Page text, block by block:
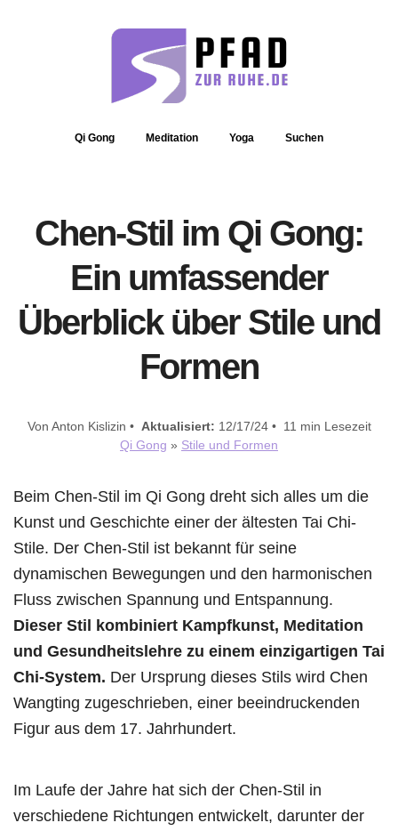
Qi Gong Meditation Yoga Suchen
Chen-Stil im Qi Gong:
Ein umfassender
Überblick über Stile und
Formen
Von Anton Kislizin • Aktualisiert: 12/17/24 • 11 min Lesezeit
Qi Gong » Stile und Formen
Beim Chen-Stil im Qi Gong dreht sich alles um die
Kunst und Geschichte einer der ältesten Tai Chi-
Stile. Der Chen-Stil ist bekannt für seine
dynamischen Bewegungen und den harmonischen
Fluss zwischen Spannung und Entspannung.
Dieser Stil kombiniert Kampfkunst, Meditation
und Gesundheitslehre zu einem einzigartigen Tai
Chi-System. Der Ursprung dieses Stils wird Chen
Wangting zugeschrieben, einer beeindruckenden
Figur aus dem 17. Jahrhundert.
Im Laufe der Jahre hat sich der Chen-Stil in
verschiedene Richtungen entwickelt, darunter der